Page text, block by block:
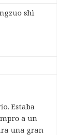
shì
Estaba
a un
una gran